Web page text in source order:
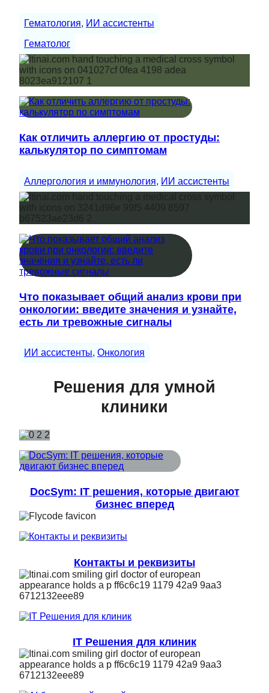
Гематология, ИИ ассистенты
Гематолог
Как отличить аллергию от простуды:
калькулятор по симптомам
Аллергология и иммунология, ИИ ассистенты
Что показывает общий анализ крови при
онкологии: введите значения и узнайте,
есть ли тревожные сигналы
ИИ ассистенты, Онкология
Решения для умной
клиники
DocSym: IT решения, которые двигают
бизнес вперед
Контакты и реквизиты
IT Решения для клиник